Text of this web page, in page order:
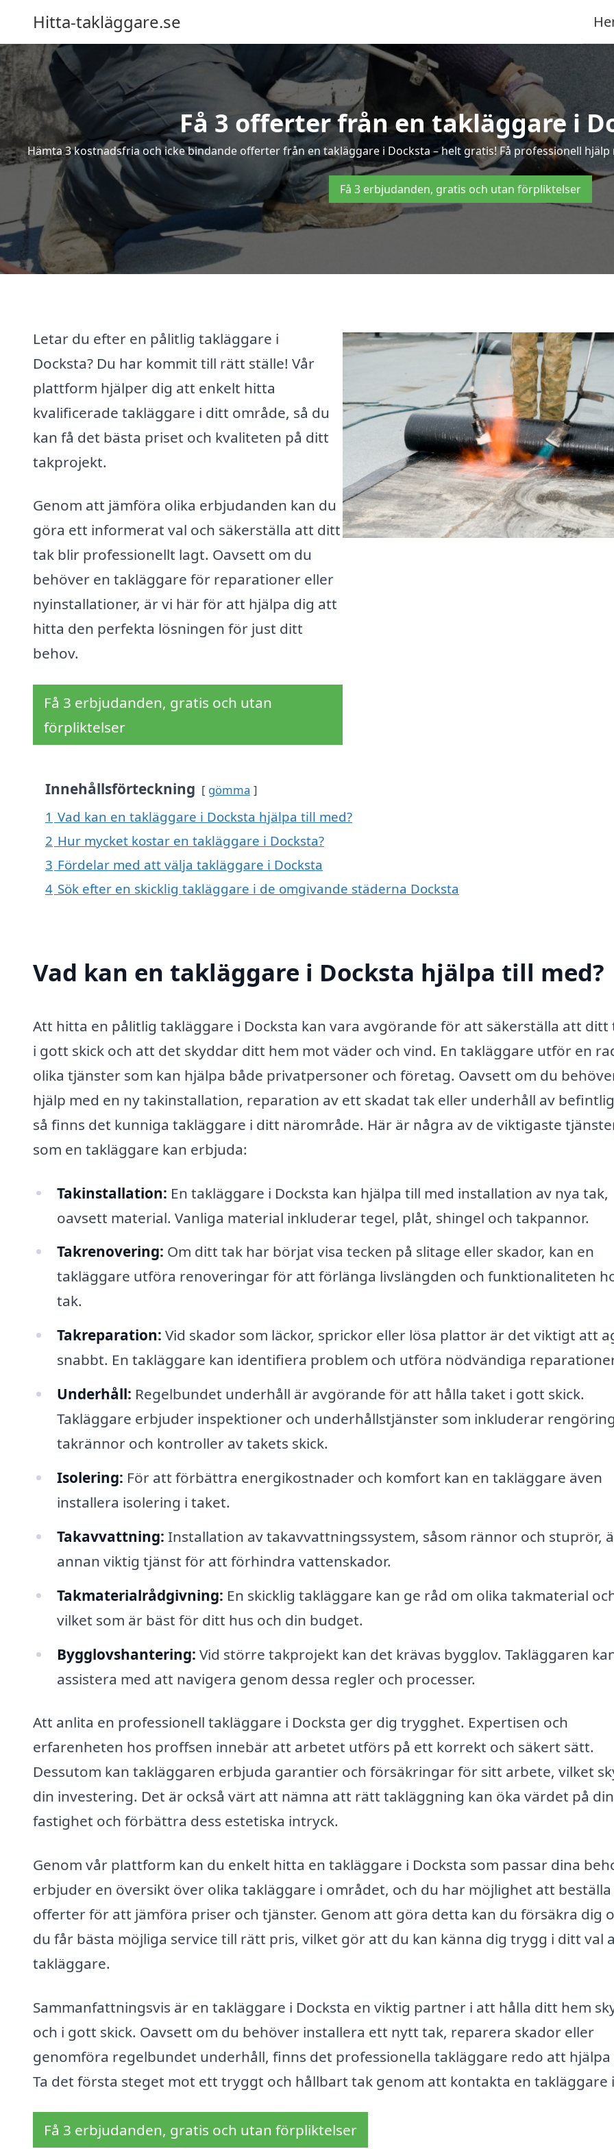
Hitta-takläggare.se
Få 3 offerter från en takläggare i
Hämta 3 kostnadsfria och icke bindande offerter från en takläggare i Docksta – helt gratis! Få professionell
Få 3 erbjudanden, gratis och utan förpliktelser
Letar du efter en pålitlig takläggare i
Docksta? Du har kommit till rätt ställe! Vår
plattform hjälper dig att enkelt hitta
kvalificerade takläggare i ditt område, så du
kan få det bästa priset och kvaliteten på ditt
takprojekt.
Genom att jämföra olika erbjudanden kan du
göra ett informerat val och säkerställa att ditt
tak blir professionellt lagt. Oavsett om du
behöver en takläggare för reparationer eller
nyinstallationer, är vi här för att hjälpa dig att
hitta den perfekta lösningen för just ditt
behov.
Få 3 erbjudanden, gratis och utan
förpliktelser
Innehållsförteckning gömma
1 Vad kan en takläggare i Docksta hjälpa till med?
2 Hur mycket kostar en takläggare i Docksta?
3 Fördelar med att välja takläggare i Docksta
4 Sök efter en skicklig takläggare i de omgivande städerna Docksta
Vad kan en takläggare i Docksta hjälpa till med?
Att hitta en pålitlig takläggare i Docksta kan vara avgörande för att säkerställa att ditt
i gott skick och att det skyddar ditt hem mot väder och vind. En takläggare utför en
olika tjänster som kan hjälpa både privatpersoner och företag. Oavsett om du
hjälp med en ny takinstallation, reparation av ett skadat tak eller underhåll av
så finns det kunniga takläggare i ditt närområde. Här är några av de viktigaste
som en takläggare kan erbjuda:
Takinstallation: En takläggare i Docksta kan hjälpa till med installation av nya tak,
oavsett material. Vanliga material inkluderar tegel, plåt, shingel och takpannor.
Takrenovering: Om ditt tak har börjat visa tecken på slitage eller skador, kan en
takläggare utföra renoveringar för att förlänga livslängden och funktionaliteten
tak.
Takreparation: Vid skador som läckor, sprickor eller lösa plattor är det viktigt att
snabbt. En takläggare kan identifiera problem och utföra nödvändiga
Underhåll: Regelbundet underhåll är avgörande för att hålla taket i gott skick.
Takläggare erbjuder inspektioner och underhållstjänster som inkluderar
takrännor och kontroller av takets skick.
Isolering: För att förbättra energikostnader och komfort kan en takläggare även
installera isolering i taket.
Takavvattning: Installation av takavvattningssystem, såsom rännor och stuprör,
annan viktig tjänst för att förhindra vattenskador.
Takmaterialrådgivning: En skicklig takläggare kan ge råd om olika takmaterial
vilket som är bäst för ditt hus och din budget.
Bygglovshantering: Vid större takprojekt kan det krävas bygglov. Takläggaren
assistera med att navigera genom dessa regler och processer.
Att anlita en professionell takläggare i Docksta ger dig trygghet. Expertisen och
erfarenheten hos proffsen innebär att arbetet utförs på ett korrekt och säkert sätt.
Dessutom kan takläggaren erbjuda garantier och försäkringar för sitt arbete, vilket
din investering. Det är också värt att nämna att rätt takläggning kan öka värdet på din
fastighet och förbättra dess estetiska intryck.
Genom vår plattform kan du enkelt hitta en takläggare i Docksta som passar dina
erbjuder en översikt över olika takläggare i området, och du har möjlighet att beställa
offerter för att jämföra priser och tjänster. Genom att göra detta kan du försäkra dig
du får bästa möjliga service till rätt pris, vilket gör att du kan känna dig trygg i ditt val
takläggare.
Sammanfattningsvis är en takläggare i Docksta en viktig partner i att hålla ditt hem
och i gott skick. Oavsett om du behöver installera ett nytt tak, reparera skador eller
genomföra regelbundet underhåll, finns det professionella takläggare redo att hjälpa
Ta det första steget mot ett tryggt och hållbart tak genom att kontakta en takläggare
Få 3 erbjudanden, gratis och utan förpliktelser